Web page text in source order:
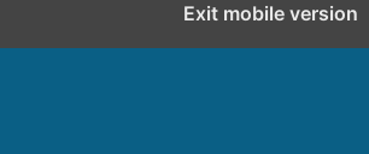
Exit mobile version